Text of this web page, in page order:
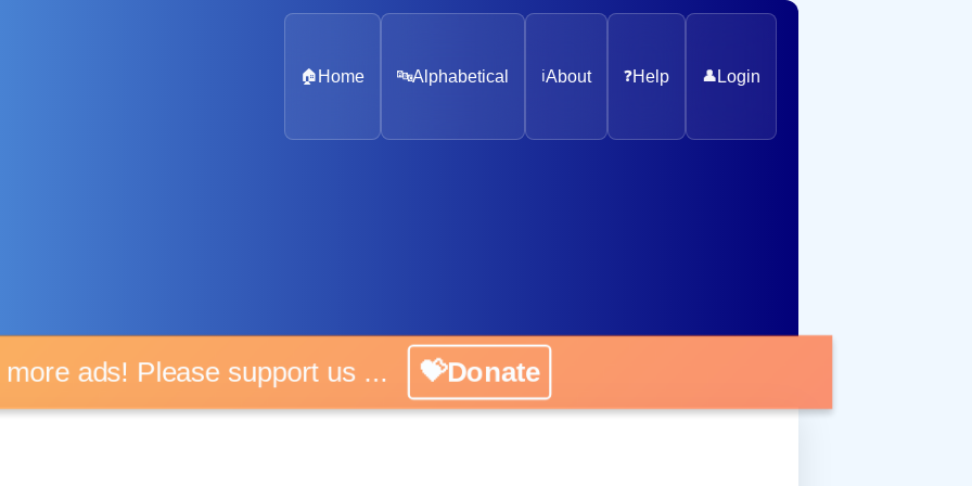
🏠 Home 🔤Alphabetical ℹ️About ❓Help 👤 Login
more ads! Please support us ... 💝Donate